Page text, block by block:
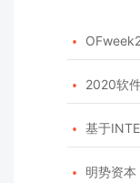

 2020软
 基于
 明势资本《